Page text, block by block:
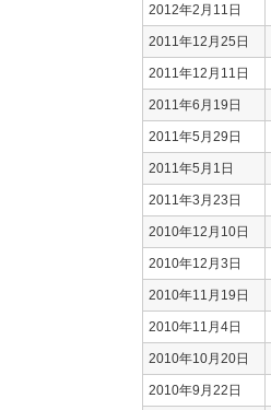
2012年2月11日
2011年12月25日
2011年12月11日
2011年6月19日
2011年5月29日
2011年5月1日
2011年3月23日
2010年12月10日
2010年12月3日
2010年11月19日
2010年11月4日
2010年10月20日
2010年9月22日